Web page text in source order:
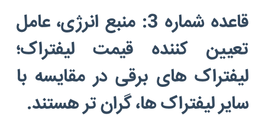
قاعده شماره 3: منبع انرژی، عامل
تعیین کننده قیمت لیفتراک؛
لیفتراک های برقی در مقایسه با
سایر لیفتراک ها، گران تر هستند.